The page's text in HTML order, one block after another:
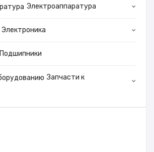
Электроаппаратура
Электроника
Подшипники
Запчасти к